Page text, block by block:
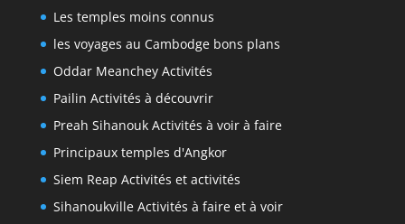
Les temples moins connus
les voyages au Cambodge bons plans
Oddar Meanchey Activités
Pailin Activités à découvrir
Preah Sihanouk Activités à voir à faire
Principaux temples d'Angkor
Siem Reap Activités et activités
Sihanoukville Activités à faire et à voir